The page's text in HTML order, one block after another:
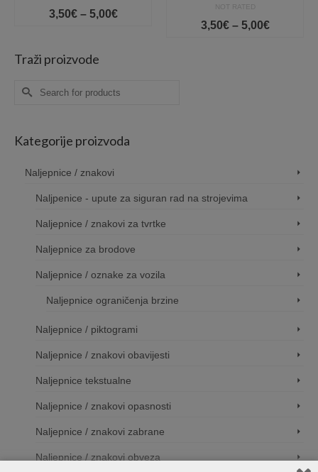
3,50€ – 5,00€Price
NOT RATED
3,50€ – 5,00€Price
Traži proizvode
Search
Kategorije proizvoda
Naljepnice / znakovi
Naljpenice - upute za siguran rad na strojevima
Naljepnice / znakovi za tvrtke
Naljepnice za brodove
Naljepnice / oznake za vozila
Naljepnice ograničenja brzine
Naljepnice / piktogrami
Naljepnice / znakovi obavijesti
Naljepnice tekstualne
Naljepnice / znakovi opasnosti
Naljepnice / znakovi zabrane
Naljepnice / znakovi obveza